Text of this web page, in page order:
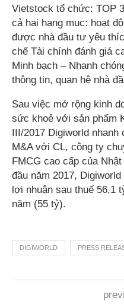
Vietstock tổ chức: TOP
cả hai hạng mục: hoạt
được nhà đầu tư yêu
chế Tài chính đánh giá
Minh bạch – Nhanh
thông tin, quan hệ nhà
Sau việc mở rộng kinh
sức khoẻ với sản phẩm
III/2017 Digiworld
M&A với CL, công ty
FMCG cao cấp của
đầu năm 2017,
lợi nhuận sau thuế 56,1
năm (55 tỷ).
DIGIWORLD PRESS